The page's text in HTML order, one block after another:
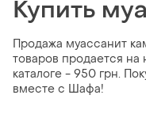
Купить
Продажа муассанит
товаров продается
каталоге - 950 грн.
вместе с Шафа!